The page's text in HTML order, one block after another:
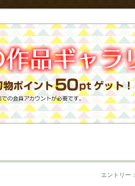
エントリー